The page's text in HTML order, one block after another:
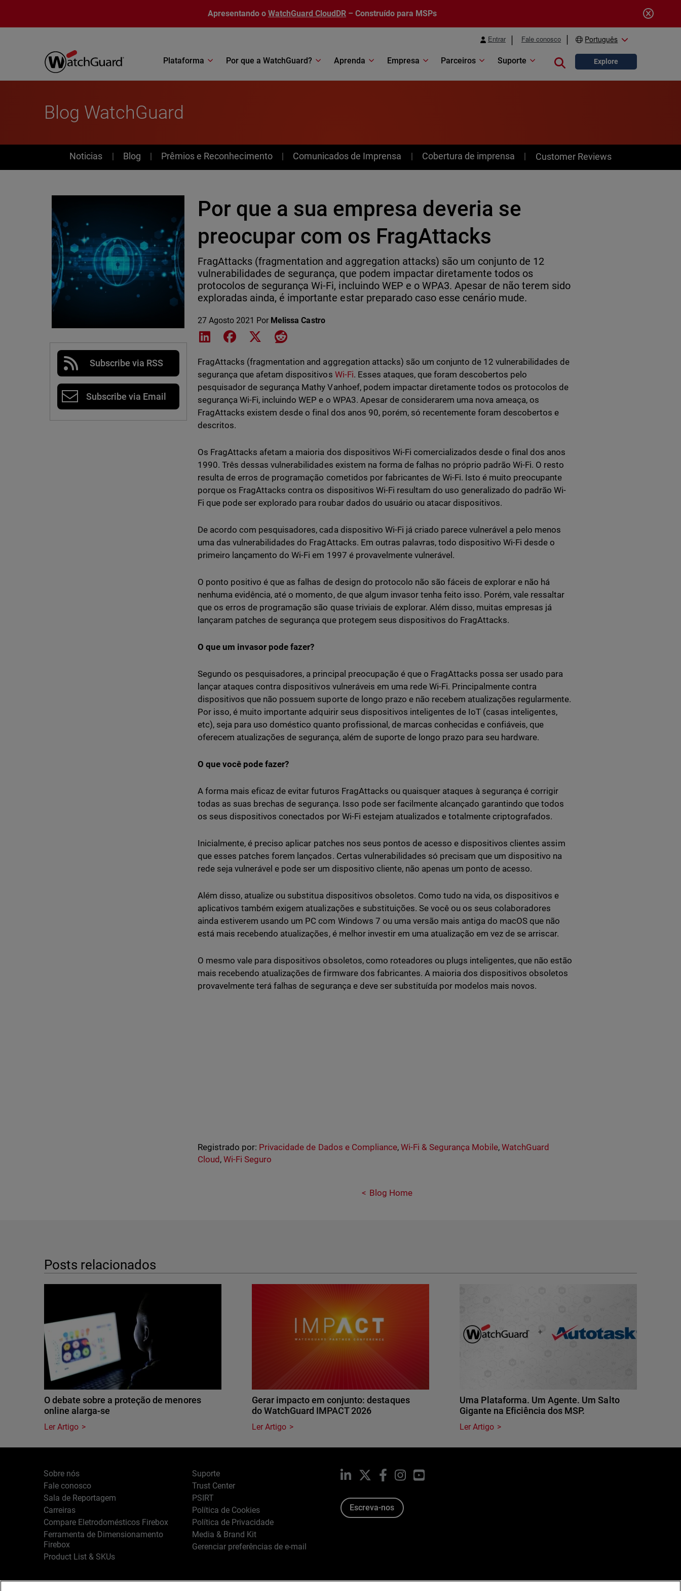
Apresentando o WatchGuard CloudDR – Construído para MSPs
Entrar Fale conosco Português
Plataforma Por que a WatchGuard? Aprenda Empresa Parceiros Suporte Close search
Explore
Blog WatchGuard
News
Noticias Blog Prêmios e Reconhecimento Comunicados de Imprensa Cobertura de imprensa Customer Reviews
Subscribe via RSS
Subscribe via Email
Por que a sua empresa deveria se
preocupar com os FragAttacks
FragAttacks (fragmentation and aggregation attacks) são um conjunto de 12
vulnerabilidades de segurança, que podem impactar diretamente todos os
protocolos de segurança Wi-Fi, incluindo WEP e o WPA3. Apesar de não terem sido
exploradas ainda, é importante estar preparado caso esse cenário mude.
27 Agosto 2021 Por Melissa Castro
Share on LinkedIn
Share on Facebook
Share on XShare on Reddit
FragAttacks (fragmentation and aggregation attacks) são um conjunto de 12 vulnerabilidades de
segurança que afetam dispositivos Wi-Fi. Esses ataques, que foram descobertos pelo
pesquisador de segurança Mathy Vanhoef, podem impactar diretamente todos os protocolos de
segurança Wi-Fi, incluindo WEP e o WPA3. Apesar de considerarem uma nova ameaça, os
FragAttacks existem desde o final dos anos 90, porém, só recentemente foram descobertos e
descritos.
Os FragAttacks afetam a maioria dos dispositivos Wi-Fi comercializados desde o final dos anos
1990. Três dessas vulnerabilidades existem na forma de falhas no próprio padrão Wi-Fi. O resto
resulta de erros de programação cometidos por fabricantes de Wi-Fi. Isto é muito preocupante
porque os FragAttacks contra os dispositivos Wi-Fi resultam do uso generalizado do padrão Wi-
Fi que pode ser explorado para roubar dados do usuário ou atacar dispositivos.
De acordo com pesquisadores, cada dispositivo Wi-Fi já criado parece vulnerável a pelo menos
uma das vulnerabilidades do FragAttacks. Em outras palavras, todo dispositivo Wi-Fi desde o
primeiro lançamento do Wi-Fi em 1997 é provavelmente vulnerável.
O ponto positivo é que as falhas de design do protocolo não são fáceis de explorar e não há
nenhuma evidência, até o momento, de que algum invasor tenha feito isso. Porém, vale ressaltar
que os erros de programação são quase triviais de explorar. Além disso, muitas empresas já
lançaram patches de segurança que protegem seus dispositivos do FragAttacks.
O que um invasor pode fazer?
Segundo os pesquisadores, a principal preocupação é que o FragAttacks possa ser usado para
lançar ataques contra dispositivos vulneráveis ​​em uma rede Wi-Fi. Principalmente contra
dispositivos que não possuem suporte de longo prazo e não recebem atualizações regularmente.
Por isso, é muito importante adquirir seus dispositivos inteligentes de IoT (casas inteligentes,
etc), seja para uso doméstico quanto profissional, de marcas conhecidas e confiáveis, que
oferecem atualizações de segurança, além de suporte de longo prazo para seu hardware.
O que você pode fazer?
A forma mais eficaz de evitar futuros FragAttacks ou quaisquer ataques à segurança é corrigir
todas as suas brechas de segurança. Isso pode ser facilmente alcançado garantindo que todos
os seus dispositivos conectados por Wi-Fi estejam atualizados e totalmente criptografados.
Inicialmente, é preciso aplicar patches nos seus pontos de acesso e dispositivos clientes assim
que esses patches forem lançados. Certas vulnerabilidades só precisam que um dispositivo na
rede seja vulnerável e pode ser um dispositivo cliente, não apenas um ponto de acesso.
Além disso, atualize ou substitua dispositivos obsoletos. Como tudo na vida, os dispositivos e
aplicativos também exigem atualizações e substituições. Se você ou os seus colaboradores
ainda estiverem usando um PC com Windows 7 ou uma versão mais antiga do macOS que não
está mais recebendo atualizações, é melhor investir em uma atualização em vez de se arriscar.
O mesmo vale para dispositivos obsoletos, como roteadores ou plugs inteligentes, que não estão
mais recebendo atualizações de firmware dos fabricantes. A maioria dos dispositivos obsoletos
provavelmente terá falhas de segurança e deve ser substituída por modelos mais novos.
Registrado por: Privacidade de Dados e Compliance, Wi-Fi & Segurança Mobile,WatchGuard
Cloud ,Wi-Fi Seguro
Blog Home
Posts relacionados
O debate sobre a proteção de menores
online alarga-se
Ler Artigo
Gerar impacto em conjunto: destaques
do WatchGuard IMPACT 2026
Ler Artigo
Uma Plataforma. Um Agente. Um Salto
Gigante na Eficiência dos MSP.
Ler Artigo
Sobre nós
Fale conosco
Sala de Reportagem
Carreiras
Compare Eletrodomésticos Firebox
Ferramenta de Dimensionamento
Firebox
Product List & SKUs
Suporte
Trust Center
PSIRT
Política de Cookies
Política de Privacidade
Media & Brand Kit
Gerenciar preferências de e-mail
LinkedIn Facebook
InstagramYouTube
Escreva-nos